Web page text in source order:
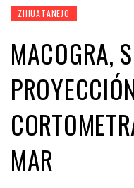
ZIHUATANEJO
MACOGRA,
MAR